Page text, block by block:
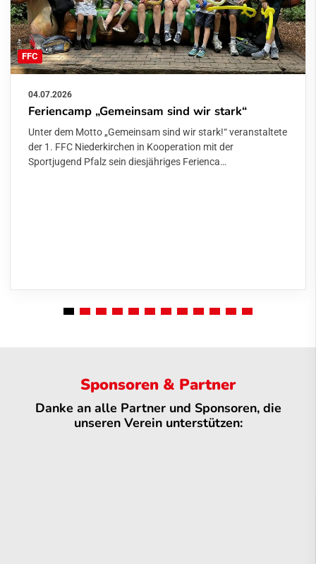
FFC
04.07.2026
Feriencamp „Gemeinsam sind wir stark“
Unter dem Motto „Gemeinsam sind wir stark!“ veranstaltete
der 1. FFC Niederkirchen in Kooperation mit der
Sportjugend Pfalz sein diesjähriges Ferienca…
Sponsoren & Partner
Danke an alle Partner und Sponsoren, die
unseren Verein unterstützen: